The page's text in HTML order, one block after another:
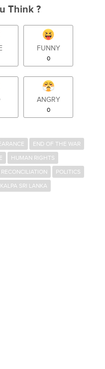
Think ?
FUNNY
0
ANGRY
0
END OF THE WAR
HUMAN RIGHTS
POLITICS
SRI LANKA